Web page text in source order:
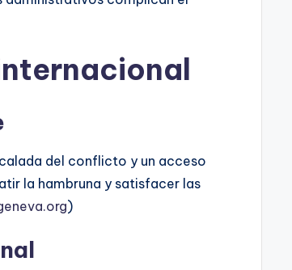
del conflicto y un acceso
la hambruna y satisfacer las
)